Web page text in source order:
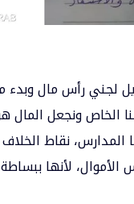
لجني رأس مال وبدء
الخاص ونجعل المال
نقاط الخلاف
الأموال، لأنها